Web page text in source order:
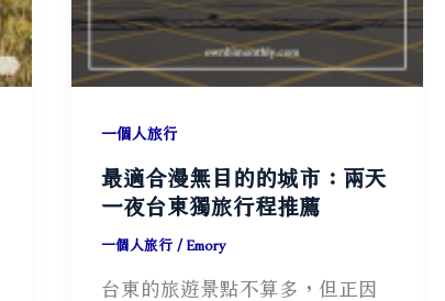
訣
與
獨
國
家
推
薦！
一個人旅行
最適合漫無目的的城市：兩天
一夜台東獨旅行程推薦
一個人旅行/ Emory
台東的旅遊景點不算多，但正因